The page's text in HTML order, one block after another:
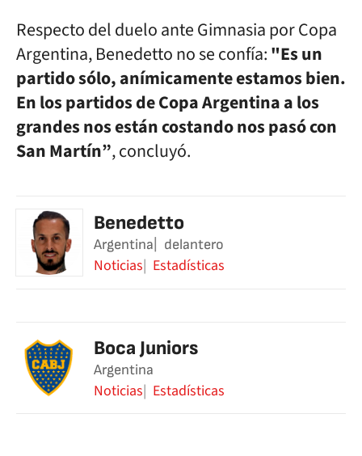
Respecto del duelo ante Gimnasia por Copa
Argentina, Benedetto no se confía:"Es un
partido sólo, anímicamente estamos bien.
En los partidos de Copa Argentina a los
grandes nos están costando nos pasó con
San Martín”, concluyó.
Benedetto
Argentina delantero
Noticias Estadísticas
Boca Juniors
Argentina
Noticias Estadísticas